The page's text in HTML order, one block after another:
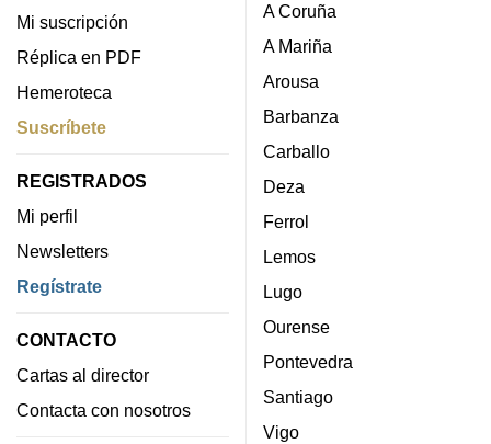
Mi suscripción
Réplica en PDF
Hemeroteca
Suscríbete
REGISTRADOS
Mi perfil
Newsletters
Regístrate
CONTACTO
Cartas al director
Contacta con nosotros
A Coruña
A Mariña
Arousa
Barbanza
Carballo
Deza
Ferrol
Lemos
Lugo
Ourense
Pontevedra
Santiago
Vigo